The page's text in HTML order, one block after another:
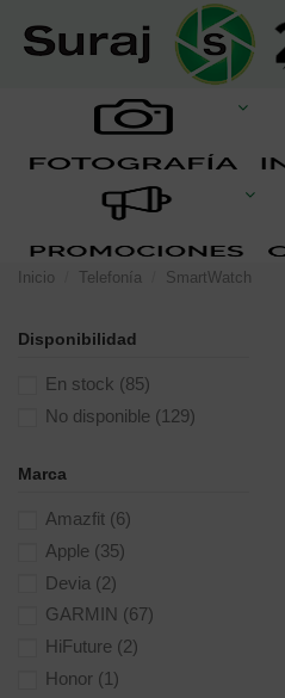
Inicio Telefonía SmartWatch
Disponibilidad
En stock (85)
No disponible (129)
Marca
Amazfit (6)
Apple (35)
Devia (2)
GARMIN (67)
HiFuture (2)
Honor (1)